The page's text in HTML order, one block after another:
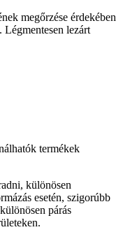
megőrzése érdekében
Légmentesen lezárt
termékek
különösen
esetén, szigorúbb
párás